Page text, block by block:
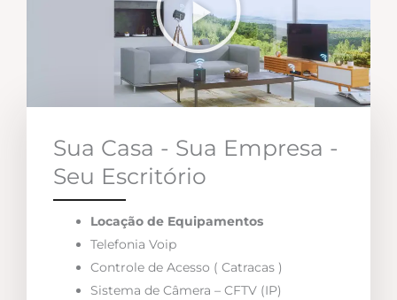
Sua Casa - Sua Empresa -
Seu Escritório
Locação de Equipamentos
Telefonia Voip
Controle de Acesso ( Catracas )
Sistema de Câmera – CFTV (IP)